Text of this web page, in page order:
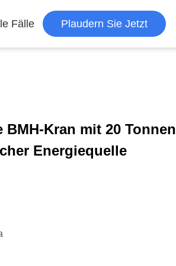
Fälle Plaudern Sie Jetzt
Kran mit 20 Tonnen
Energiequelle